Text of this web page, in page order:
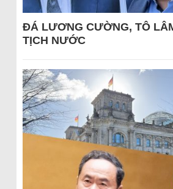
ĐÁ LƯƠNG CƯỜNG, TÔ
TỊCH NƯỚC